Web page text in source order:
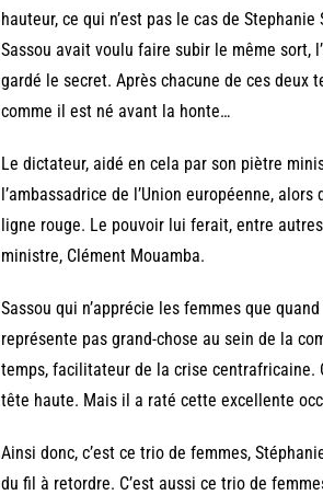
hauteur, ce qui n’est pas le cas de
Sassou avait voulu faire subir le même sort,
gardé le secret. Après chacune de ces deux
comme il est né avant la honte…
Le dictateur, aidé en cela par son piètre
l’ambassadrice de l’Union européenne,
ligne rouge. Le pouvoir lui ferait, entre
ministre, Clément Mouamba.
Sassou qui n’apprécie les femmes que
représente pas grand-chose au sein de la
temps, facilitateur de la crise centrafricaine.
tête haute. Mais il a raté cette excellente
Ainsi donc, c’est ce trio de femmes,
du fil à retordre. C’est aussi ce trio de